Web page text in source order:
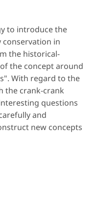
to introduce the
conservation in
the historical-
the concept around
With regard to the
the crank-crank
questions
and
new concepts